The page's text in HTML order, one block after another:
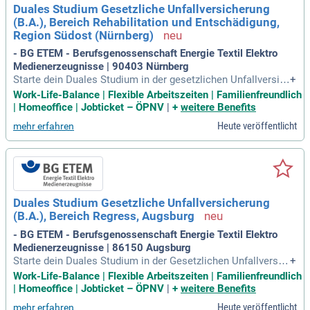
hslungsreiche Aufgaben und vielfältige Entwicklungsmöglic
hkeiten während deiner Ausbildung!
Duales Studium Gesetzliche Unfallversicherung
(B.A.), Bereich Rehabilitation und Entschädigung,
Region Südost (Nürnberg)
- BG ETEM - Berufsgenossenschaft Energie Textil Elektro
Medienerzeugnisse | 90403 Nürnberg
Starte dein Duales Studium in der gesetzlichen Unfallversic
herung im Bereich Rehabilitation und Entschädigung in Nürn
berg ab 1. Oktober 2027. Wir sind die Behörde für die Branch
ders als du denkst! Profitiere von einem zukunftssicheren J
ob mit idealer Work-Life-Balance und umfassendem Mental
Health Support. Unsere digitale Ausrichtung und Integration
von KI setzen Maßstäbe. Genieße abwechslungsreiche Aufg
aben und vielfältige Entwicklungsmöglichkeiten. Werde Teil
einer Organisation, die über 4 Millionen Menschen in mehr a
ls 200.000 Unternehmen absichert und gestalte deine berufli
che Zukunft aktiv mit!
+
Work-Life-Balance | Flexible Arbeitszeiten | Familienfreundlich
| Homeoffice | Jobticket – ÖPNV
+ weitere Benefits
mehr erfahren Heute veröffentlicht
Duales Studium Gesetzliche Unfallversicherung
(B.A.), Bereich Regress, Augsburg
- BG ETEM - Berufsgenossenschaft Energie Textil Elektro
Medienerzeugnisse | 86150 Augsburg
Starte dein Duales Studium in der Gesetzlichen Unfallversic
herung (B.A.) im Bereich Regress in Augsburg am 1. Oktober
2027! Unsere Behörde bietet dir einen zukunftssicheren Job
+
Work-Life-Balance | Flexible Arbeitszeiten | Familienfreundlich
| Homeoffice | Jobticket – ÖPNV | + weitere Benefits
mehr erfahren Heute veröffentlicht